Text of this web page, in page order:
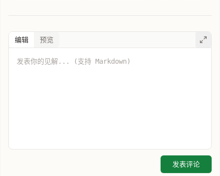
编辑 预览
发表评论